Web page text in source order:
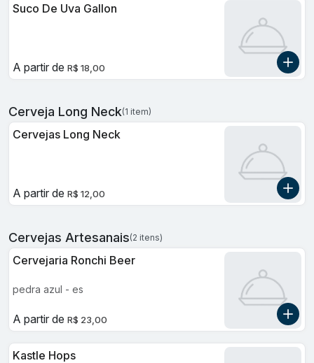
Suco De Uva Gallon
A partir de R$ 18,00
Cerveja Long Neck(1 item)
Cervejas Long Neck
A partir de R$ 12,00
Cervejas Artesanais(2 itens)
Cervejaria Ronchi Beer
pedra azul - es
A partir de R$ 23,00
Kastle Hops